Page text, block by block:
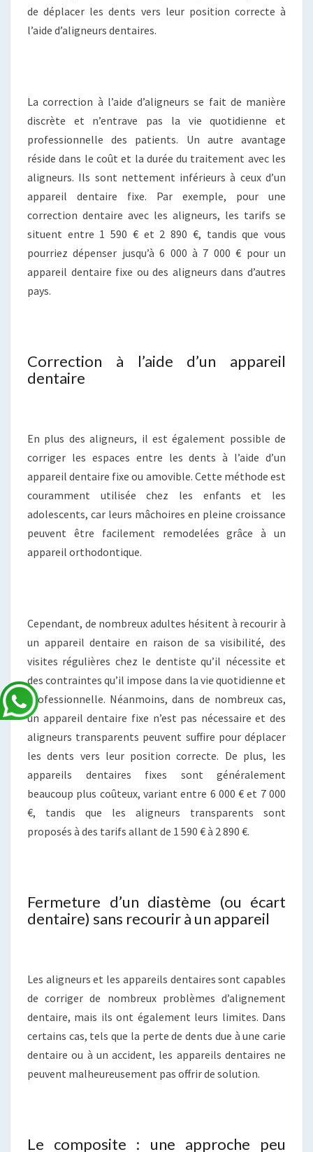
de déplacer les dents vers leur position correcte à
l’aide d’aligneurs dentaires.
La correction à l’aide d’aligneurs se fait de manière
discrète et n’entrave pas la vie quotidienne et
professionnelle des patients. Un autre avantage
réside dans le coût et la durée du traitement avec les
aligneurs. Ils sont nettement inférieurs à ceux d’un
appareil dentaire fixe. Par exemple, pour une
correction dentaire avec les aligneurs, les tarifs se
situent entre 1 590 € et 2 890 €, tandis que vous
pourriez dépenser jusqu’à 6 000 à 7 000 € pour un
appareil dentaire fixe ou des aligneurs dans d’autres
pays.
Correction à l’aide d’un appareil
dentaire
En plus des aligneurs, il est également possible de
corriger les espaces entre les dents à l’aide d’un
appareil dentaire fixe ou amovible. Cette méthode est
couramment utilisée chez les enfants et les
adolescents, car leurs mâchoires en pleine croissance
peuvent être facilement remodelées grâce à un
appareil orthodontique.
Cependant, de nombreux adultes hésitent à recourir à
un appareil dentaire en raison de sa visibilité, des
visites régulières chez le dentiste qu’il nécessite et
des contraintes qu’il impose dans la vie quotidienne et
professionnelle. Néanmoins, dans de nombreux cas,
un appareil dentaire fixe n’est pas nécessaire et des
aligneurs transparents peuvent suffire pour déplacer
les dents vers leur position correcte. De plus, les
appareils dentaires fixes sont généralement
beaucoup plus coûteux, variant entre 6 000 € et 7 000
€, tandis que les aligneurs transparents sont
proposés à des tarifs allant de 1 590 € à 2 890 €.
Fermeture d’un diastème (ou écart
dentaire) sans recourir à un appareil
Les aligneurs et les appareils dentaires sont capables
de corriger de nombreux problèmes d’alignement
dentaire, mais ils ont également leurs limites. Dans
certains cas, tels que la perte de dents due à une carie
dentaire ou à un accident, les appareils dentaires ne
peuvent malheureusement pas offrir de solution.
Le composite : une approche peu